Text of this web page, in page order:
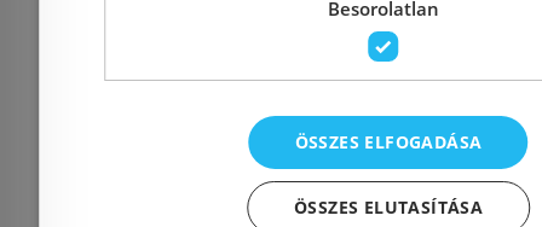
Azonosító: 225652
Cikkszám: WF00205
8 900 Ft
Besorolatlan
ÖSSZES ELFOGADÁSA
ÖSSZES ELUTASÍTÁSA